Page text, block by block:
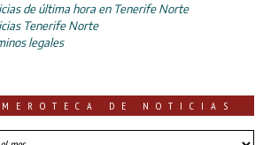
de última hora en Tenerife Norte
Tenerife Norte
legales
DE NOTICIAS